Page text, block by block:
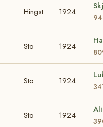
Hingst 1924
Sto 1924
Sto 1924
Sto 1924